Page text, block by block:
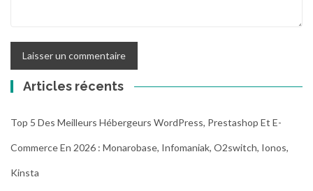
Articles récents
Top 5 Des Meilleurs Hébergeurs WordPress, Prestashop Et E-
Commerce En 2026 : Monarobase, Infomaniak, O2switch, Ionos,
Kinsta